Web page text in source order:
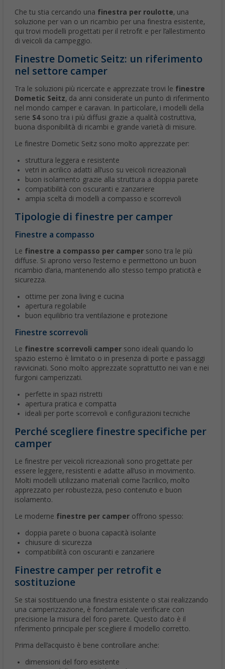
Che tu stia cercando una finestra per roulotte, una
soluzione per van o un ricambio per una finestra esistente,
qui trovi modelli progettati per il retrofit e per l’allestimento
di veicoli da campeggio.
Finestre Dometic Seitz: un riferimento
nel settore camper
Tra le soluzioni più ricercate e apprezzate trovi le finestre
Dometic Seitz, da anni considerate un punto di riferimento
nel mondo camper e caravan. In particolare, i modelli della
serie S4sono tra i più diffusi grazie a qualità costruttiva,
buona disponibilità di ricambi e grande varietà di misure.
Le finestre Dometic Seitz sono molto apprezzate per:
struttura leggera e resistente
vetri in acrilico adatti all’uso su veicoli ricreazionali
buon isolamento grazie alla struttura a doppia parete
compatibilità con oscuranti e zanzariere
ampia scelta di modelli a compasso e scorrevoli
Tipologie di finestre per camper
Finestre a compasso
Le finestre a compasso per camper sono tra le più
diffuse. Si aprono verso l’esterno e permettono un buon
ricambio d’aria, mantenendo allo stesso tempo praticità e
sicurezza.
ottime per zona living e cucina
apertura regolabile
buon equilibrio tra ventilazione e protezione
Finestre scorrevoli
Le finestre scorrevoli camper sono ideali quando lo
spazio esterno è limitato o in presenza di porte e passaggi
ravvicinati. Sono molto apprezzate soprattutto nei van e nei
furgoni camperizzati.
perfette in spazi ristretti
apertura pratica e compatta
ideali per porte scorrevoli e configurazioni tecniche
Perché scegliere finestre specifiche per
camper
Le finestre per veicoli ricreazionali sono progettate per
essere leggere, resistenti e adatte all’uso in movimento.
Molti modelli utilizzano materiali come l’acrilico, molto
apprezzato per robustezza, peso contenuto e buon
isolamento.
Le moderne finestre per camper offrono spesso:
doppia parete o buona capacità isolante
chiusure di sicurezza
compatibilità con oscuranti e zanzariere
Finestre camper per retrofit e
sostituzione
Se stai sostituendo una finestra esistente o stai realizzando
una camperizzazione, è fondamentale verificare con
precisione la misura del foro parete. Questo dato è il
riferimento principale per scegliere il modello corretto.
Prima dell’acquisto è bene controllare anche:
dimensioni del foro esistente